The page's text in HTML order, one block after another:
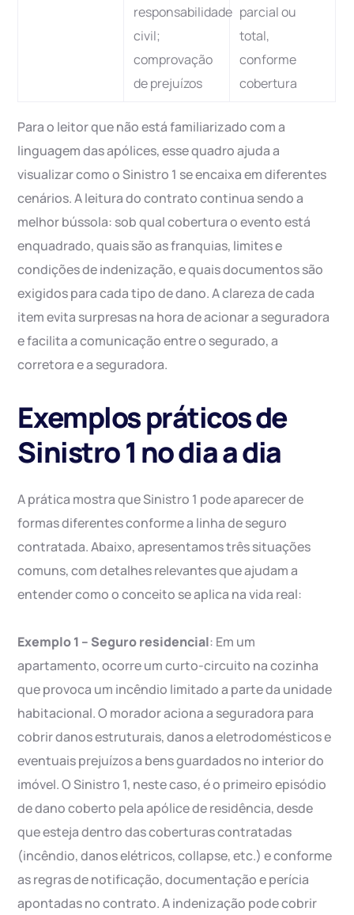
responsabilidade
civil;
comprovação
de prejuízos
parcial ou
total,
conforme
cobertura
Para o leitor que não está familiarizado com a
linguagem das apólices, esse quadro ajuda a
visualizar como o Sinistro 1 se encaixa em diferentes
cenários. A leitura do contrato continua sendo a
melhor bússola: sob qual cobertura o evento está
enquadrado, quais são as franquias, limites e
condições de indenização, e quais documentos são
exigidos para cada tipo de dano. A clareza de cada
item evita surpresas na hora de acionar a seguradora
e facilita a comunicação entre o segurado, a
corretora e a seguradora.
Exemplos práticos de
Sinistro 1 no dia a dia
A prática mostra que Sinistro 1 pode aparecer de
formas diferentes conforme a linha de seguro
contratada. Abaixo, apresentamos três situações
comuns, com detalhes relevantes que ajudam a
entender como o conceito se aplica na vida real:
Exemplo 1 – Seguro residencial: Em um
apartamento, ocorre um curto-circuito na cozinha
que provoca um incêndio limitado a parte da unidade
habitacional. O morador aciona a seguradora para
cobrir danos estruturais, danos a eletrodomésticos e
eventuais prejuízos a bens guardados no interior do
imóvel. O Sinistro 1, neste caso, é o primeiro episódio
de dano coberto pela apólice de residência, desde
que esteja dentro das coberturas contratadas
(incêndio, danos elétricos, collapse, etc.) e conforme
as regras de notificação, documentação e perícia
apontadas no contrato. A indenização pode cobrir